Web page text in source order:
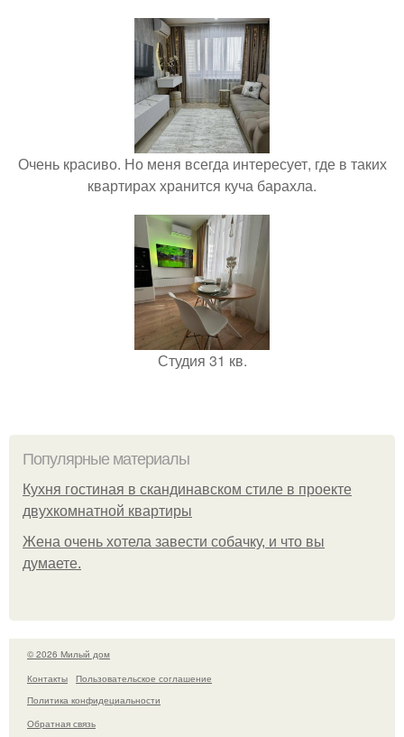
Очень красиво. Но меня всегда интересует, где в таких
квартирах хранится куча барахла.
Студия 31 кв.
Популярные материалы
Кухня гостиная в скандинавском стиле в проекте
двухкомнатной квартиры
Жена очень хотела завести собачку, и что вы
думаете.
© 2026 Милый дом
Контакты
Пользовательское соглашение
Политика конфидециальности
Обратная связь